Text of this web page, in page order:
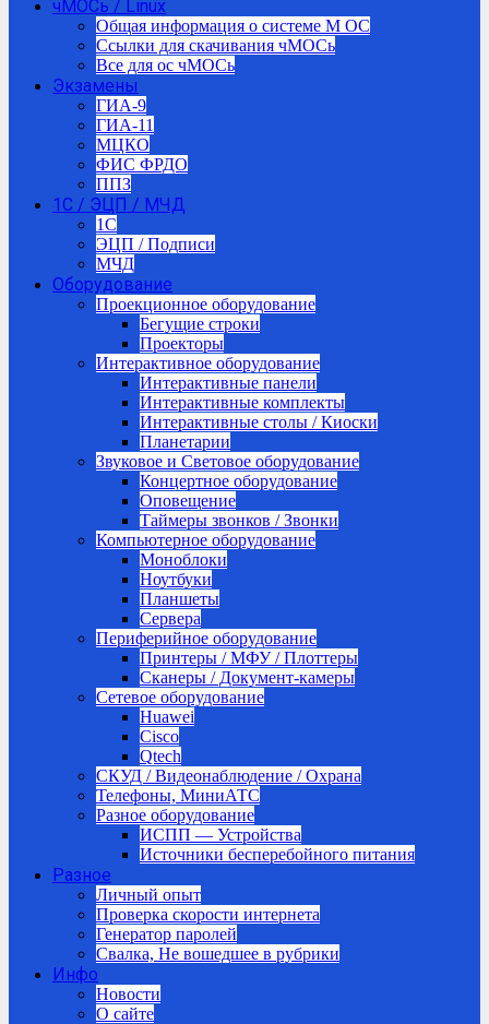
чМОСь / Linux
Общая информация о системе М ОС
Ссылки для скачивания чМОСь
Все для ос чМОСь
Экзамены
ГИА-9
ГИА-11
МЦКО
ФИС ФРДО
ППЗ
1С / ЭЦП / МЧД
1C
ЭЦП / Подписи
МЧД
Оборудование
Проекционное оборудование
Бегущие строки
Проекторы
Интерактивное оборудование
Интерактивные панели
Интерактивные комплекты
Интерактивные столы / Киоски
Планетарии
Звуковое и Световое оборудование
Концертное оборудование
Оповещение
Таймеры звонков / Звонки
Компьютерное оборудование
Моноблоки
Ноутбуки
Планшеты
Сервера
Периферийное оборудование
Принтеры / МФУ / Плоттеры
Сканеры / Документ-камеры
Сетевое оборудование
Huawei
Cisco
Qtech
СКУД / Видеонаблюдение / Охрана
Телефоны, МиниАТС
Разное оборудование
ИСПП — Устройства
Источники бесперебойного питания
Разное
Личный опыт
Проверка скорости интернета
Генератор паролей
Свалка, Не вошедшее в рубрики
Инфо
Новости
О сайте